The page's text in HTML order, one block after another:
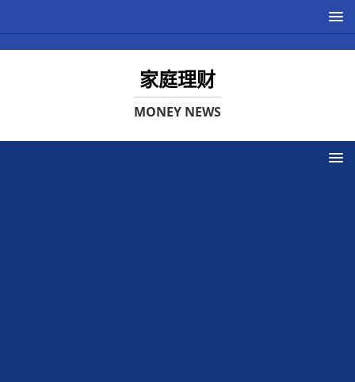
家庭理财
MONEY NEWS